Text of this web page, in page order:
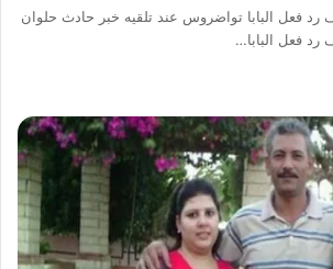
فعل البابا تواضروس عند تلقيه خبر حادث حلوان
فعل البابا…